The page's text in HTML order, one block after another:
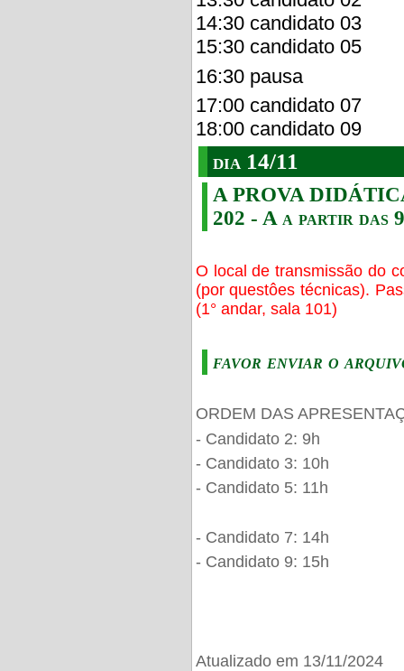
14:30 candidato 03
15:30 candidato 05
16:30 pausa
17:00 candidato 07
18:00 candidato 09
dia 14/11
A PROVA
202 - A a partir das
O local de transmissão do
(por questôes técnicas).
(1° andar, sala 101)
favor enviar o
ORDEM DAS
- Candidato 2: 9h
- Candidato 3: 10h
- Candidato 5: 11h
- Candidato 7: 14h
- Candidato 9: 15h
Atualizado em 13/11/2024